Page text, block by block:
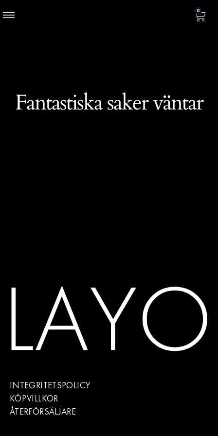
0
Fantastiska saker väntar
INTEGRITETSPOLICY
KÖPVILLKOR
ÅTERFÖRSÄLJARE